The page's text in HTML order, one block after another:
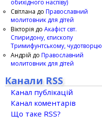
обихідного наспіву)
Світлана до Православний
молитовник для дітей
Вікторія до Акафіст свт.
Спиридону, єпископу
Тримифунтському, чудотворцю
Андрій до Православний
молитовник для дітей
Канали RSS
Канал публікацій
Канал коментарів
Що таке RSS?